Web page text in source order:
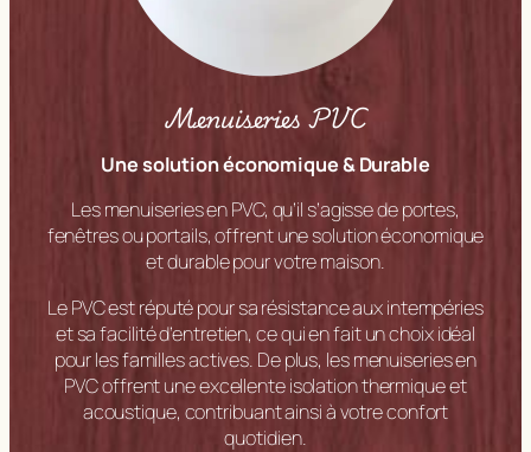
Menuiseries PVC
Une solution économique & Durable
Les menuiseries en PVC, qu’il s’agisse de portes,
fenêtres ou portails, offrent une solution économique
et durable pour votre maison.
Le PVC est réputé pour sa résistance aux intempéries
et sa facilité d’entretien, ce qui en fait un choix idéal
pour les familles actives. De plus, les menuiseries en
PVC offrent une excellente isolation thermique et
acoustique, contribuant ainsi à votre confort
quotidien.